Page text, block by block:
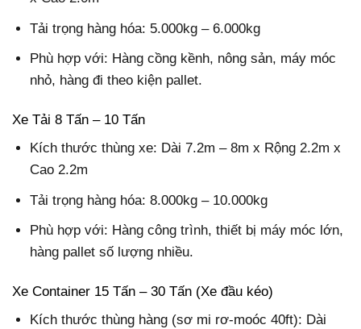
Tải trọng hàng hóa: 5.000kg – 6.000kg
Phù hợp với: Hàng cồng kềnh, nông sản, máy móc
nhỏ, hàng đi theo kiện pallet.
Xe Tải 8 Tấn – 10 Tấn
Kích thước thùng xe: Dài 7.2m – 8m x Rộng 2.2m x
Cao 2.2m
Tải trọng hàng hóa: 8.000kg – 10.000kg
Phù hợp với: Hàng công trình, thiết bị máy móc lớn,
hàng pallet số lượng nhiều.
Xe Container 15 Tấn – 30 Tấn (Xe đầu kéo)
Kích thước thùng hàng (sơ mi rơ-moóc 40ft): Dài